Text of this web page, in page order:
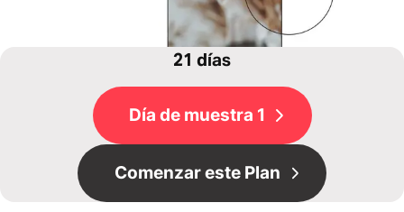
21 días
Día de muestra 1
Comenzar este Plan